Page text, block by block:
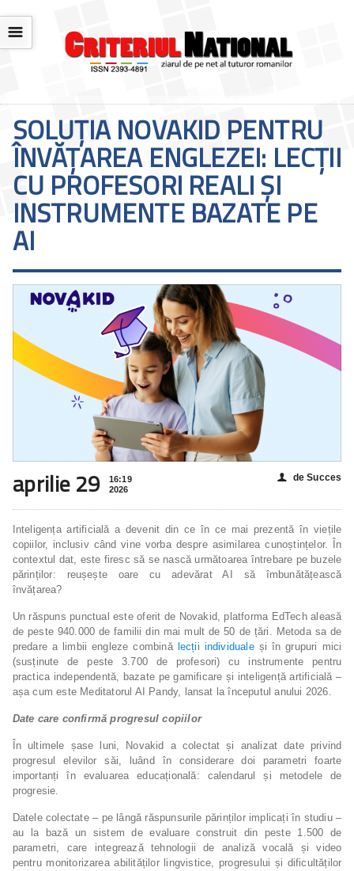
☰
SOLUȚIA NOVAKID PENTRU
ÎNVĂȚAREA ENGLEZEI: LECȚII
CU PROFESORI REALI ȘI
INSTRUMENTE BAZATE PE
AI
aprilie 29
16:19
2026
👤 de Succes
Inteligența artificială a devenit din ce în ce mai prezentă în viețile
copiilor, inclusiv când vine vorba despre asimilarea cunoștințelor. În
contextul dat, este firesc să se nască următoarea întrebare pe buzele
părinților: reușește oare cu adevărat AI să îmbunătățească
învățarea?
Un răspuns punctual este oferit de Novakid, platforma EdTech aleasă
de peste 940.000 de familii din mai mult de 50 de țări. Metoda sa de
predare a limbii engleze combină lecții individualeși în grupuri mici
(susținute de peste 3.700 de profesori) cu instrumente pentru
practica independentă, bazate pe gamificare și inteligență artificială –
așa cum este Meditatorul AI Pandy, lansat la începutul anului 2026.
Date care confirmă progresul copiilor
În ultimele șase luni, Novakid a colectat și analizat date privind
progresul elevilor săi, luând în considerare doi parametri foarte
importanți în evaluarea educațională: calendarul și metodele de
progresie.
Datele colectate – pe lângă răspunsurile părinților implicați în studiu –
au la bază un sistem de evaluare construit din peste 1.500 de
parametri, care integrează tehnologii de analiză vocală și video
pentru monitorizarea abilităților lingvistice, progresului și dificultăților